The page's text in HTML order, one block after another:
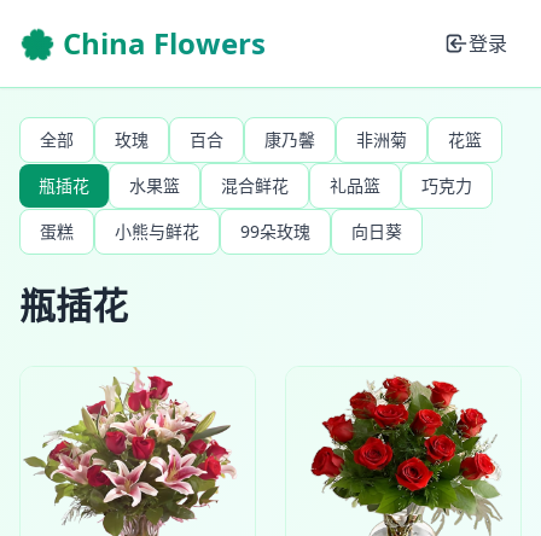
🌸 China Flowers 登录
全部 玫瑰 百合 康乃馨 非洲菊
花篮
瓶插花
水果篮 混合鲜花 礼品篮
巧克力
蛋糕
小熊与鲜花 99朵玫瑰 向日葵
瓶插花